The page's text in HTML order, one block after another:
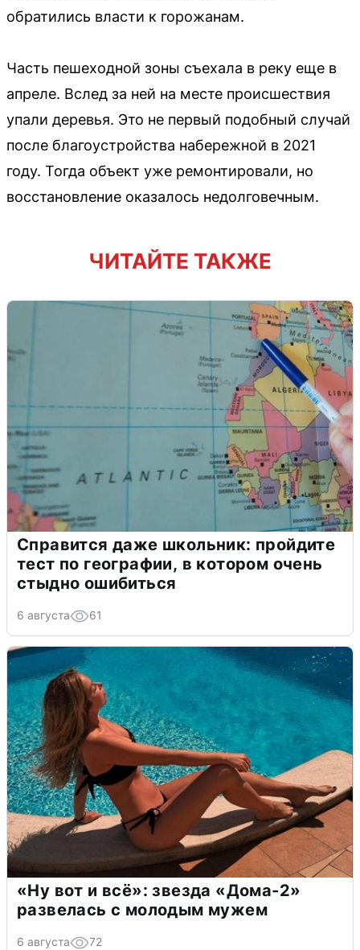
обратились власти к горожанам.
Часть пешеходной зоны съехала в реку еще в
апреле. Вслед за ней на месте происшествия
упали деревья. Это не первый подобный случай
после благоустройства набережной в 2021
году. Тогда объект уже ремонтировали, но
восстановление оказалось недолговечным.
ЧИТАЙТЕ ТАКЖЕ
Справится даже школьник: пройдите
тест по географии, в котором очень
стыдно ошибиться
6 августа 61
«Ну вот и всё»: звезда «Дома-2»
развелась с молодым мужем
6 августа 72